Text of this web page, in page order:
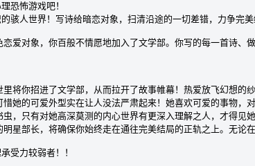
恐怖游戏吧！
骇人世界！写诗给暗恋对象，扫清沿途的一切差错，力争完
爱对象，你百般不情愿地加入了文学部。你写的每一首诗
将你招进了文学部，从而拉开了故事帷幕！热爱放飞幻想的
她的可爱外型实在让人没法严肃起来！她喜欢可爱的事物，
，只有对她高深莫测的内心世界有更深入理解之人，才得见她
星部长，将确保你始终走在通往完美结局的正轨之上。无论
受力较弱者！！